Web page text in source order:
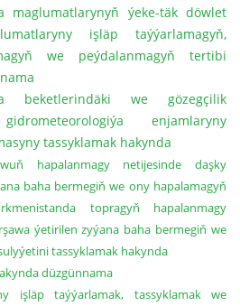
maglumatlarynyň ýeke-täk döwlet
işläp taýýarlamagyň,
we peýdalanmagyň tertibi
beketlerindäki we gözegçilik
enjamlaryny
tassyklamak hakynda
hapalanmagy netijesinde daşky
baha bermegiň we ony hapalamagyň
topragyň hapalanmagy
ýetirilen zyýana baha bermegiň we
tassyklamak hakynda
düzgünnama
işläp taýýarlamak, tassyklamak we